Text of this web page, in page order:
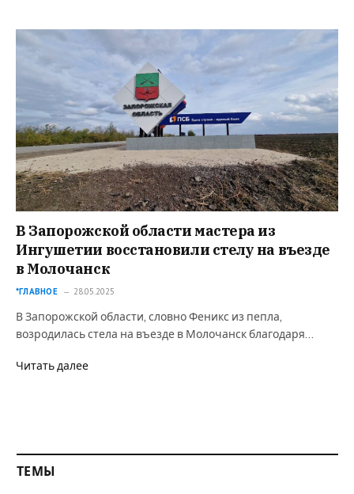
В Запорожской области мастера из
Ингушетии восстановили стелу на въезде
в Молочанск
*ГЛАВНОЕ 28.05.2025
В Запорожской области, словно Феникс из пепла,
возродилась стела на въезде в Молочанск благодаря…
Читать далее
ТЕМЫ